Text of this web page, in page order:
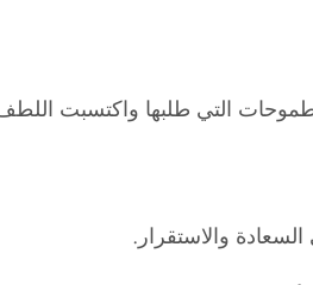
التي طلبها واكتسبت
والاستقرار.